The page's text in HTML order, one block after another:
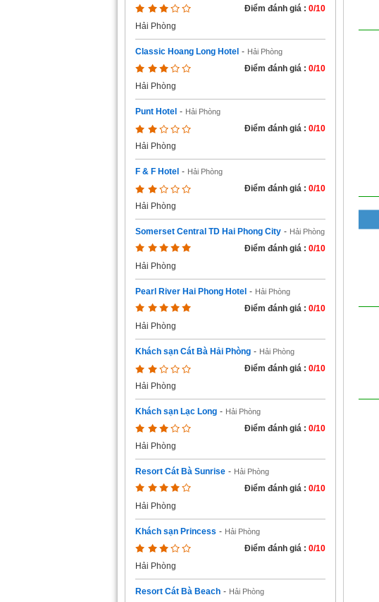
Điểm đánh giá : 0/10
Hải Phòng
Classic Hoang Long Hotel - Hải Phòng
Điểm đánh giá : 0/10
Hải Phòng
Punt Hotel - Hải Phòng
Điểm đánh giá : 0/10
Hải Phòng
F & F Hotel - Hải Phòng
Điểm đánh giá : 0/10
Hải Phòng
Somerset Central TD Hai Phong City - Hải Phòng
Điểm đánh giá : 0/10
Hải Phòng
Pearl River Hai Phong Hotel - Hải Phòng
Điểm đánh giá : 0/10
Hải Phòng
Khách sạn Cát Bà Hải Phòng - Hải Phòng
Điểm đánh giá : 0/10
Hải Phòng
Khách sạn Lạc Long - Hải Phòng
Điểm đánh giá : 0/10
Hải Phòng
Resort Cát Bà Sunrise - Hải Phòng
Điểm đánh giá : 0/10
Hải Phòng
Khách sạn Princess - Hải Phòng
Điểm đánh giá : 0/10
Hải Phòng
Resort Cát Bà Beach - Hải Phòng